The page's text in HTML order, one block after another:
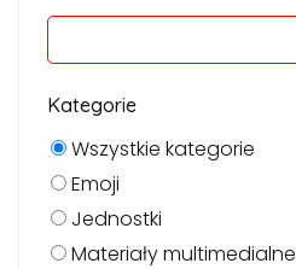
Kategorie
Wszystkie kategorie
Emoji
Jednostki
Materiały multimedialne